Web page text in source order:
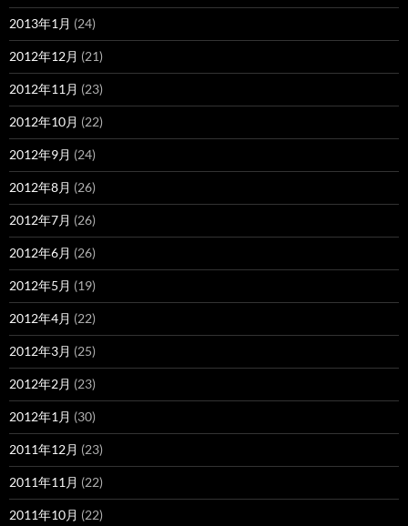
2013年1月 (24)
2012年12月 (21)
2012年11月 (23)
2012年10月 (22)
2012年9月 (24)
2012年8月 (26)
2012年7月 (26)
2012年6月 (26)
2012年5月 (19)
2012年4月 (22)
2012年3月 (25)
2012年2月 (23)
2012年1月 (30)
2011年12月 (23)
2011年11月 (22)
2011年10月 (22)